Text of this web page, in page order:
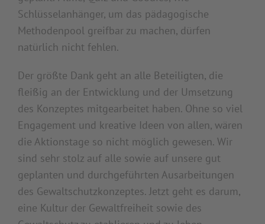
Schlüsselanhänger, um das pädagogische
Methodenpool greifbar zu machen, dürfen
natürlich nicht fehlen.
Der größte Dank geht an alle Beteiligten, die
fleißig an der Entwicklung und der Umsetzung
des Konzeptes mitgearbeitet haben. Ohne so viel
Engagement und kreative Ideen von allen, wären
die Aktionstage so nicht möglich gewesen. Wir
sind sehr stolz auf alle sowie auf unsere gut
geplanten und durchgeführten Ausarbeitungen
des Gewaltschutzkonzeptes. Jetzt geht es darum,
eine Kultur der Gewaltfreiheit sowie des